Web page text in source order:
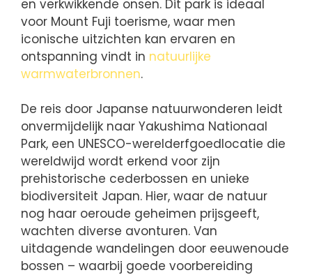
en verkwikkende onsen. Dit park is ideaal
voor Mount Fuji toerisme, waar men
iconische uitzichten kan ervaren en
ontspanning vindt in natuurlijke
warmwaterbronnen.
De reis door Japanse natuurwonderen leidt
onvermijdelijk naar Yakushima Nationaal
Park, een UNESCO-werelderfgoedlocatie die
wereldwijd wordt erkend voor zijn
prehistorische cederbossen en unieke
biodiversiteit Japan. Hier, waar de natuur
nog haar oeroude geheimen prijsgeeft,
wachten diverse avonturen. Van
uitdagende wandelingen door eeuwenoude
bossen – waarbij goede voorbereiding